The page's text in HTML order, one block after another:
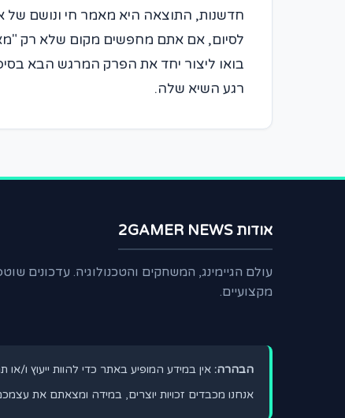
חדשנות, התוצאה היא מאמר חי ונושם של
לסיום, אם אתם מחפשים מקום שלא רק
בואו ליצור יחד את הפרק המרגש הבא
רגע השיא שלה.
אודות 2GAMER NEWS
עולם הגיימינג, המשחקים והטכנולוגיה. עדכונים
מקצועיים.
הבהרה: אין במידע המופיע באתר כדי להוות ייעוץ ו/
אנחנו מכבדים זכויות יוצרים, במידה ומצאתם את